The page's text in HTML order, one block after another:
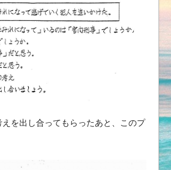
えを出し合ってもらったあと、このプ